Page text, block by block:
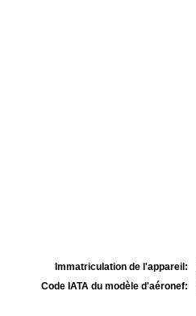
Immatriculation de l'appareil:
Code IATA du modèle d'aéronef: